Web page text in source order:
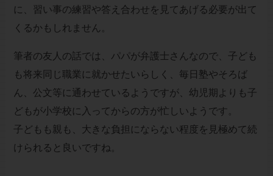
に、習い事の練習や答え合わせを見てあげる必要が出て
くるかもしれません。
筆者の友人の話では、パパが弁護士さんなので、子ども
も将来同じ職業に就かせたいらしく、毎日塾やそろば
ん、公文等に通わせているようですが、幼児期よりも子
どもが小学校に入ってからの方が忙しいようです。
子どもも親も、大きな負担にならない程度を見極めて続
けられると良いですね。